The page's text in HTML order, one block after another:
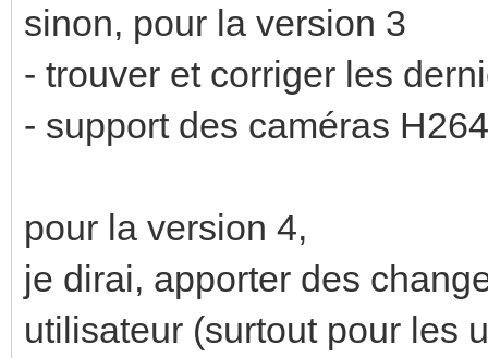
sinon, pour la version 3
- trouver et corriger les
- support des caméras
pour la version 4,
je dirai, apporter des
utilisateur (surtout pour les